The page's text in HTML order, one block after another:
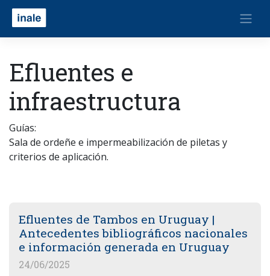
Efluentes e
infraestructura
Guías:
Sala de ordeñe e impermeabilización de piletas y
criterios de aplicación.
Efluentes de Tambos en Uruguay |
Antecedentes bibliográficos nacionales
e información generada en Uruguay
24/06/2025